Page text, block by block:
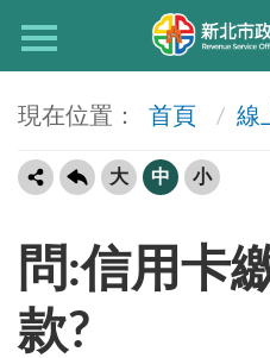
首頁 線
大 中 小
問:信用卡
款?